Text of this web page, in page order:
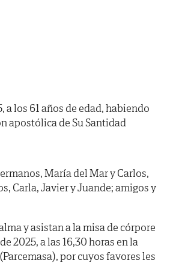
a los 61 años de edad, habiendo
apostólica de Su Santidad
María del Mar y Carlos,
Carla, Javier y Juande; amigos y
y asistan a la misa de córpore
2025, a las 16,30 horas en la
por cuyos favores les